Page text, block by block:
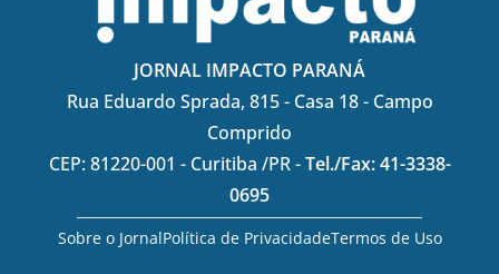
JORNAL IMPACTO PARANÁ
Rua Eduardo Sprada, 815 - Casa 18 - Campo
Comprido
CEP: 81220-001 - Curitiba /PR -Tel./Fax: 41-3338-
0695
Sobre o JornalPolítica de PrivacidadeTermos de Uso